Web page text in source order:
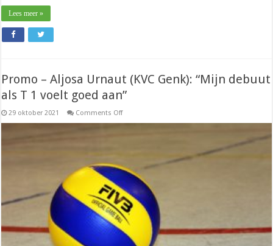
Lees meer »
Promo – Aljosa Urnaut (KVC Genk): “Mijn debuut
als T 1 voelt goed aan”
29 oktober 2021 Comments Offon
“Mijn
debuut
als
T
1
voelt
goed
aan”